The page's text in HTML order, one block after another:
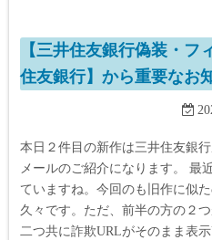
【三井住友銀行偽装・
住友銀行】から重要なお
本日２件目の新作は三井住友銀
メールのご紹介になります。 最
ていますね。今回のも旧作に似
久々です。ただ、前半の方の２
二つ共に詐欺URLがそのまま表